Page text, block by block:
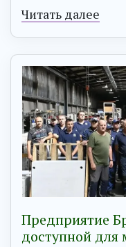
Читать далее
Предприятие
доступной